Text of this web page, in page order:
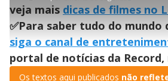
l
a
0
s
e
g
n
d
s
1
0
s
e
u
n
o
s
9
7
veja mais dicas de filmes no
✅Para saber tudo do mundo
siga o canal de
portal de notícias da Record,
Os textos aqui publicados não